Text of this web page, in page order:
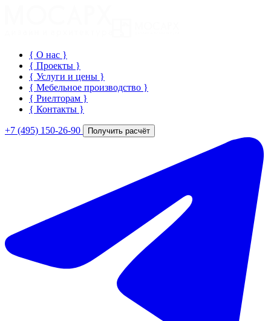
{ О нас }
{ Проекты }
{ Услуги и цены }
{ Мебельное производство }
{ Риелторам }
{ Контакты }
+7 (495) 150-26-90 Получить расчёт